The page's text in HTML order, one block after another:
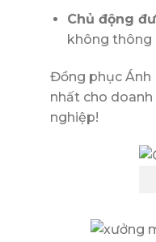
Chủ động
không thông
Đồng phục Ánh
nhất cho doanh
nghiệp!